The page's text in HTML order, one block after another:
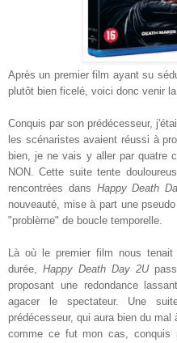
Après un premier film ayant su
plutôt bien ficelé, voici donc venir
Conquis par son prédécesseur,
les scénaristes avaient réussi à
bien, je ne vais y aller par quatre
NON. Cette suite tente
rencontrées dans Happy Death
nouveauté, mise à part une
"problème" de boucle temporelle.
Là où le premier film nous
durée, Happy Death Day 2U
proposant une redondance
agacer le spectateur. Une
prédécesseur, qui aura bien du
comme ce fut mon cas, conquis